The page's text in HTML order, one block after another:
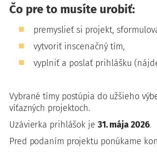
Čo pre to musíte urobiť:
premyslieť si projekt,
vytvoriť inscenačný tím,
vyplniť a poslať prihlášku
Vybrané tímy postúpia do užšieho
víťazných projektoch.
Uzávierka prihlášok je 31. mája 2026.
Pred podaním projektu ponúkame